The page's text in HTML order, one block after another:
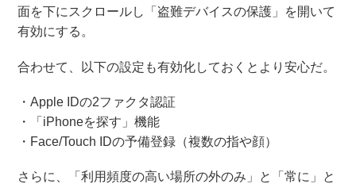
面を下にスクロールし「盗難デバイスの保護」を開いて
有効にする。
合わせて、以下の設定も有効化しておくとより安心だ。
・Apple IDの2ファクタ認証
・「iPhoneを探す」機能
・Face/Touch IDの予備登録（複数の指や顔）
さらに、「利用頻度の高い場所の外のみ」と「常に」と